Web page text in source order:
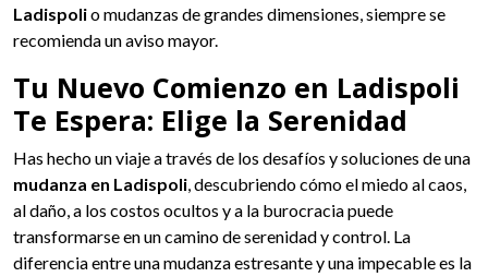
Ladispolio mudanzas de grandes dimensiones, siempre se
recomienda un aviso mayor.
Tu Nuevo Comienzo en Ladispoli
Te Espera: Elige la Serenidad
Has hecho un viaje a través de los desafíos y soluciones de una
mudanza en Ladispoli, descubriendo cómo el miedo al caos,
al daño, a los costos ocultos y a la burocracia puede
transformarse en un camino de serenidad y control. La
diferencia entre una mudanza estresante y una impecable es la